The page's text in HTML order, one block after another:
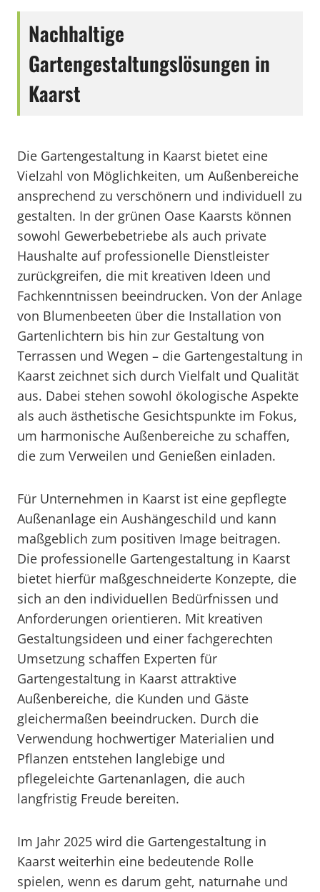
Nachhaltige
Gartengestaltungslösungen in
Kaarst
Die Gartengestaltung in Kaarst bietet eine
Vielzahl von Möglichkeiten, um Außenbereiche
ansprechend zu verschönern und individuell zu
gestalten. In der grünen Oase Kaarsts können
sowohl Gewerbebetriebe als auch private
Haushalte auf professionelle Dienstleister
zurückgreifen, die mit kreativen Ideen und
Fachkenntnissen beeindrucken. Von der Anlage
von Blumenbeeten über die Installation von
Gartenlichtern bis hin zur Gestaltung von
Terrassen und Wegen – die Gartengestaltung in
Kaarst zeichnet sich durch Vielfalt und Qualität
aus. Dabei stehen sowohl ökologische Aspekte
als auch ästhetische Gesichtspunkte im Fokus,
um harmonische Außenbereiche zu schaffen,
die zum Verweilen und Genießen einladen.
Für Unternehmen in Kaarst ist eine gepflegte
Außenanlage ein Aushängeschild und kann
maßgeblich zum positiven Image beitragen.
Die professionelle Gartengestaltung in Kaarst
bietet hierfür maßgeschneiderte Konzepte, die
sich an den individuellen Bedürfnissen und
Anforderungen orientieren. Mit kreativen
Gestaltungsideen und einer fachgerechten
Umsetzung schaffen Experten für
Gartengestaltung in Kaarst attraktive
Außenbereiche, die Kunden und Gäste
gleichermaßen beeindrucken. Durch die
Verwendung hochwertiger Materialien und
Pflanzen entstehen langlebige und
pflegeleichte Gartenanlagen, die auch
langfristig Freude bereiten.
Im Jahr 2025 wird die Gartengestaltung in
Kaarst weiterhin eine bedeutende Rolle
spielen, wenn es darum geht, naturnahe und